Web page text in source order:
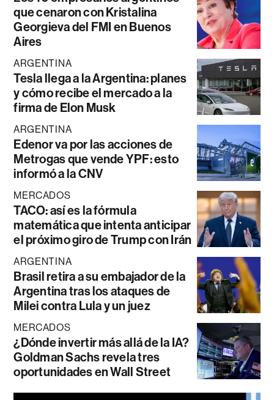
que cenaron con Kristalina
Georgieva del FMI en Buenos
Aires
ARGENTINA
Tesla llega a la Argentina: planes
y cómo recibe el mercado a la
firma de Elon Musk
ARGENTINA
Edenor va por las acciones de
Metrogas que vende YPF: esto
informó a la CNV
MERCADOS
TACO: así es la fórmula
matemática que intenta anticipar
el próximo giro de Trump con Irán
ARGENTINA
Brasil retira a su embajador de la
Argentina tras los ataques de
Milei contra Lula y un juez
MERCADOS
¿Dónde invertir más allá de la IA?
Goldman Sachs revela tres
oportunidades en Wall Street